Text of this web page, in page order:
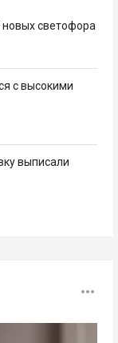
новых светофора
с высокими
выписали